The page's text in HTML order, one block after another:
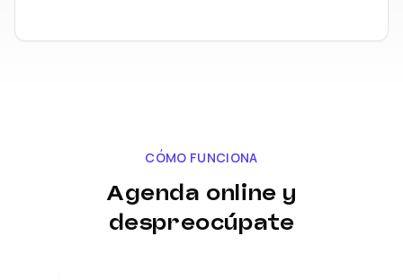
CÓMO FUNCIONA
Agenda online y
despreocúpate